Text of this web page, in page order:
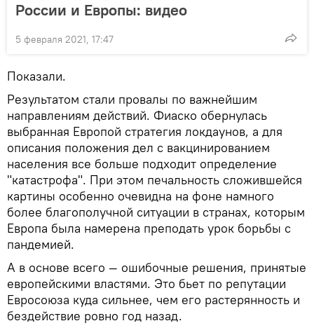
России и Европы: видео
5 февраля 2021, 17:47
Показали.
Результатом стали провалы по важнейшим
направлениям действий. Фиаско обернулась
выбранная Европой стратегия локдаунов, а для
описания положения дел с вакцинированием
населения все больше подходит определение
"катастрофа". При этом печальность сложившейся
картины особенно очевидна на фоне намного
более благополучной ситуации в странах, которым
Европа была намерена преподать урок борьбы с
пандемией.
А в основе всего — ошибочные решения, принятые
европейскими властями. Это бьет по репутации
Евросоюза куда сильнее, чем его растерянность и
бездействие ровно год назад.